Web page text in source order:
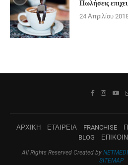
Πωλήσεις
24 Απριλίου
ΑΡΧΙΚΗ ΕΤΑΙΡΕΙΑ FRANCHISE
BLOG
All Rights Reserved Created by
SITEMAP